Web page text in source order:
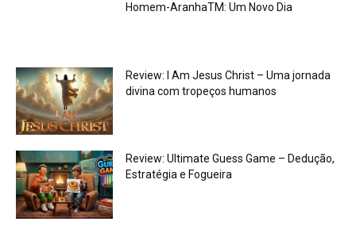
Homem-AranhaTM: Um Novo Dia
Review: I Am Jesus Christ – Uma jornada
divina com tropeços humanos
Review: Ultimate Guess Game – Dedução,
Estratégia e Fogueira